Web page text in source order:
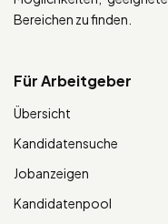
Bereichen zu finden.
Für Arbeitgeber
Übersicht
Kandidatensuche
Jobanzeigen
Kandidatenpool